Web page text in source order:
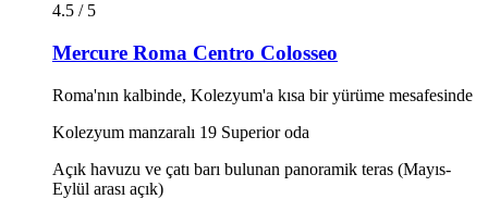
4.5 / 5
Mercure Roma Centro Colosseo
Roma'nın kalbinde, Kolezyum'a kısa bir yürüme mesafesinde
Kolezyum manzaralı 19 Superior oda
Açık havuzu ve çatı barı bulunan panoramik teras (Mayıs-
Eylül arası açık)